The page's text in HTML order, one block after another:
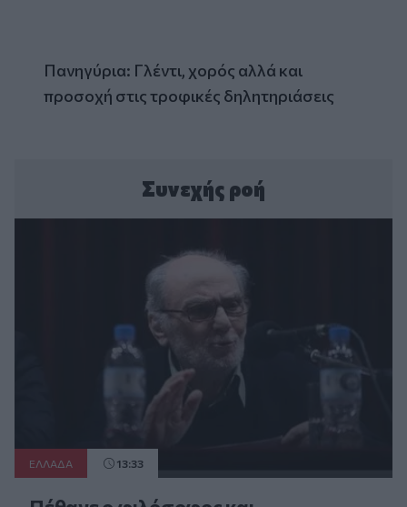
Πανηγύρια: Γλέντι, χορός αλλά και
προσοχή στις τροφικές δηλητηριάσεις
Συνεχής ροή
ΕΛΛAΔΑ 13:33